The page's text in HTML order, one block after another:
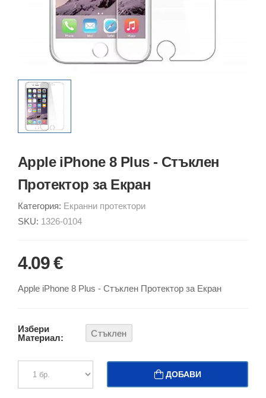
Apple iPhone 8 Plus - Стъклен
Протектор за Екран
Категория: Екранни протектори
SKU: 1326-0104
4.09 €
Apple iPhone 8 Plus - Стъклен Протектор за Екран
Избери
Материал:
Стъклен
ДОБАВИ